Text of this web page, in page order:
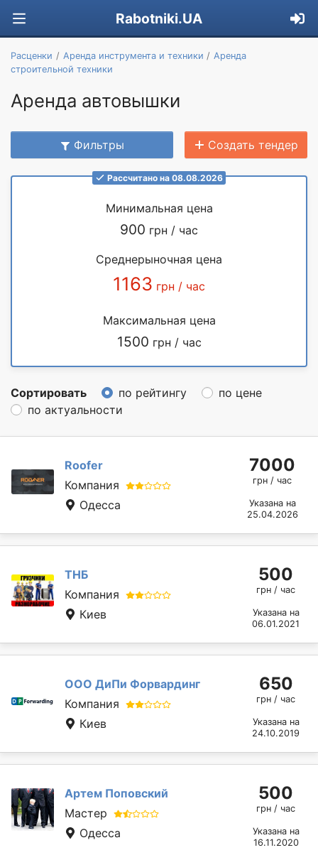
Rabotniki.UA
Расценки Аренда инструмента и техники
Аренда
строительной техники
Аренда автовышки
Фильтры Создать тендер
Рассчитано на 08.08.2026
Минимальная цена
900 грн / час
Среднерыночная цена
1163 грн / час
Максимальная цена
1500 грн / час
Сортировать по рейтингу
по цене
по актуальности
Roofer
Компания
Одесса
7000
грн / час
Указана на
25.04.2026
ТНБ
Компания
Киев
500
грн / час
Указана на
06.01.2021
OOO ДиПи Форвардинг
Компания
Киев
650
грн / час
Указана на
24.10.2019
Артем Поповский
Мастер
Одесса
500
грн / час
Указана на
16.11.2020